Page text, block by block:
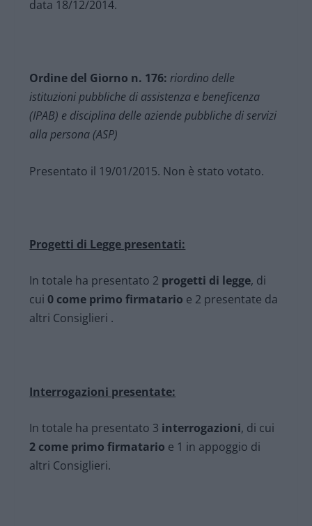
data 18/12/2014.
Ordine del Giorno n. 176:riordino delle
istituzioni pubbliche di assistenza e beneficenza
(IPAB) e disciplina delle aziende pubbliche di servizi
alla persona (ASP)
Presentato il 19/01/2015. Non è stato votato.
Progetti di Legge presentati:
In totale ha presentato 2 progetti di legge, di
cui0 come primo firmatario e 2 presentate da
altri Consiglieri .
Interrogazioni presentate:
In totale ha presentato 3 interrogazioni, di cui
2 come primo firmatario e 1 in appoggio di
altri Consiglieri.